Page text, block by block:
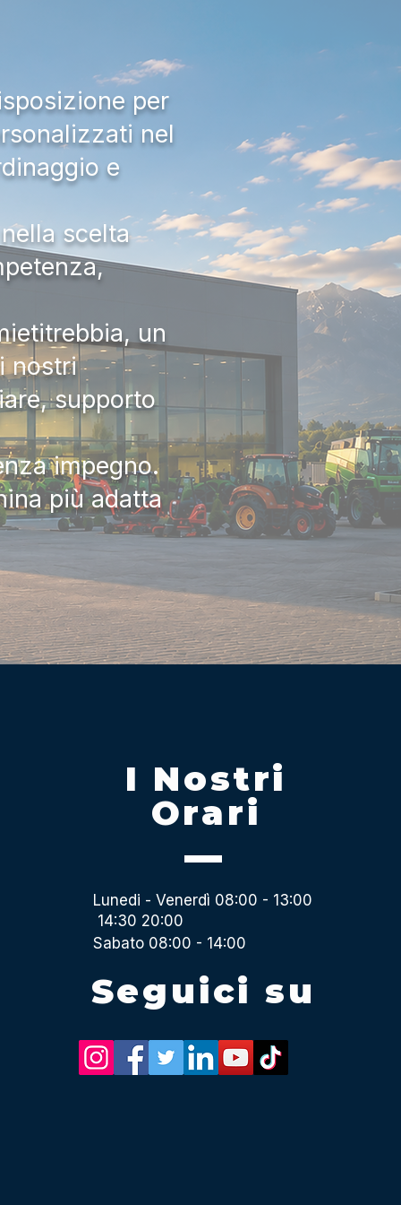
per
nel
e
scelta
un
nostri
supporto
impegno.
più adatta
I Nostri
Orari
Lunedi - Venerdì 08:00 - 13:00
14:30 20:00
Sabato 08:00 - 14:00
Seguici su